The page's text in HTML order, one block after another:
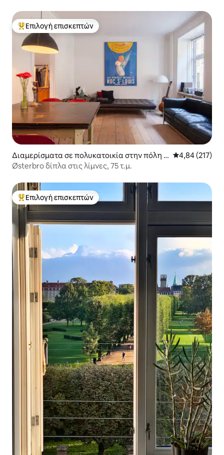
Κορυφαία επιλογή επισκεπτών
Επιλογή επισκεπτών
Διαμερίσματα σε πολυκατοικία στην πόλη Κ
οπεγχάγη
Μέση
4,84 (217)
Østerbro δίπλα στις λίμνες, 75 τ.μ.
Κορυφαία επιλογή επισκεπτών
Επιλογή επισκεπτών